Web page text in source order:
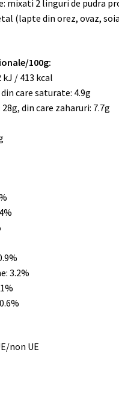
mixati 2 linguri de pudra
(lapte din orez, ovaz,
100g:
kJ / 413 kcal
care saturate: 4.9g
din care zaharuri: 7.7g
3.2%
non UE